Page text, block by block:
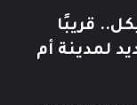
شيكل.. قريبًا
لمدينة أم